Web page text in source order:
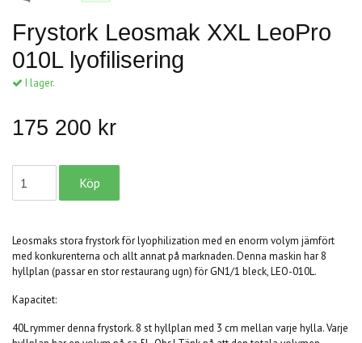
Frystork Leosmak XXL LeoPro
010L lyofilisering
I lager.
175 200 kr
Leosmaks stora frystork för lyophilization med en enorm volym jämfört
med konkurenterna och allt annat på marknaden. Denna maskin har 8
hyllplan (passar en stor restaurang ugn) för GN1/1 bleck, LEO-010L.
Kapacitet:
40L rymmer denna frystork. 8 st hyllplan med 3 cm mellan varje hylla. Varje